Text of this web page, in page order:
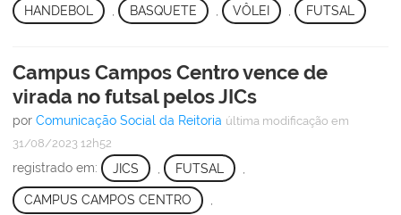
HANDEBOL BASQUETE VÔLEI , FUTSAL
Campus Campos Centro vence de
virada no futsal pelos JICs
por Comunicação Social da Reitoria última modificação em
31/08/2023 12h52
registrado em: JICS FUTSAL
CAMPUS CAMPOS CENTRO ,